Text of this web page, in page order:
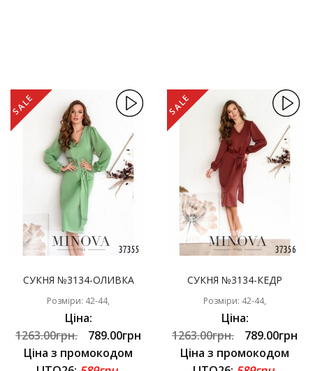
SALE
СУКНЯ №3134-ОЛИВКА
Розміри: 42-44,
Ціна:
1263.00грн.
789.00грн
Ціна з промокодом
SALE
СУКНЯ №3134-КЕДР
Розміри: 42-44,
Ціна:
1263.00грн.
789.00грн
Ціна з промокодом